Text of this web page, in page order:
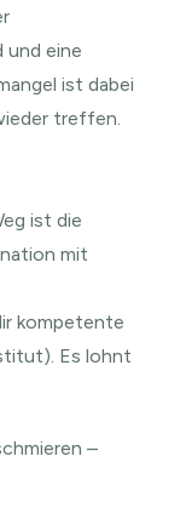
eine
ist dabei
treffen.
ist die
mit
kompetente
Es lohnt
–